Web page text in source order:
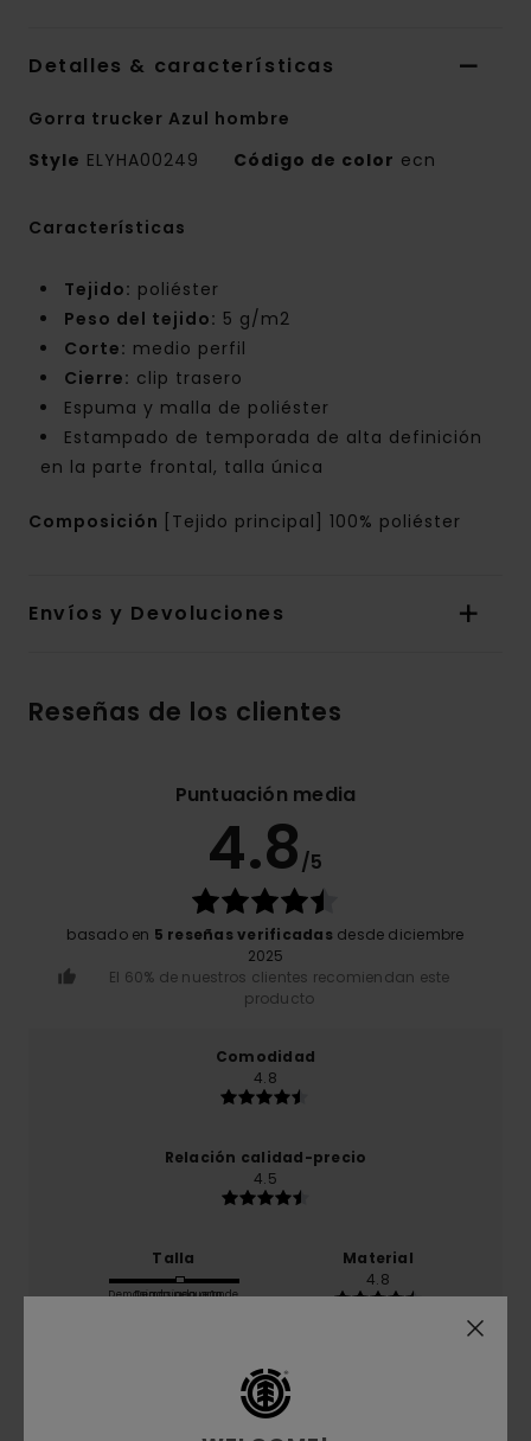
Detalles & características
Gorra trucker Azul hombre
Style ELYHA00249 Código de color ecn
Características
Tejido: poliéster
Peso del tejido: 5 g/m2
Corte: medio perfil
Cierre: clip trasero
Espuma y malla de poliéster
Estampado de temporada de alta definición
en la parte frontal, talla única
Composición [Tejido principal] 100% poliéster
Envíos y Devoluciones
Reseñas de los clientes
Puntuación media
4.8/5
basado en 5 reseñas verificadas desde diciembre
2025
El 60% de nuestros clientes recomiendan este
producto
Comodidad
4.8
Relación calidad-precio
4.5
Talla
Demasiado pequeño
Demasiado grande
Material
4.8
4.8